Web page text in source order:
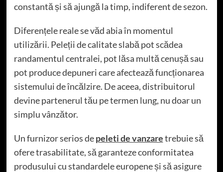
constantă și să ajungă la timp, indiferent de sezon.
Diferențele reale se văd abia în momentul
utilizării. Peleții de calitate slabă pot scădea
randamentul centralei, pot lăsa multă cenușă sau
pot produce depuneri care afectează funcționarea
sistemului de încălzire. De aceea, distribuitorul
devine partenerul tău pe termen lung, nu doar un
simplu vânzător.
Un furnizor serios depeleti de vanzaretrebuie să
ofere trasabilitate, să garanteze conformitatea
produsului cu standardele europene și să asigure